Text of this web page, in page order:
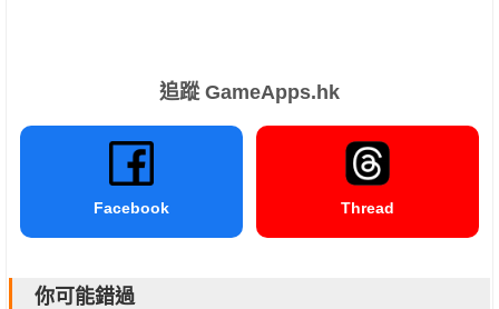
追蹤 GameApps.hk
Facebook Thread
你可能錯過